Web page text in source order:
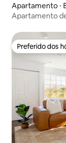
Apartamento ⋅
Apartamento
Preferido dos
Preferido dos